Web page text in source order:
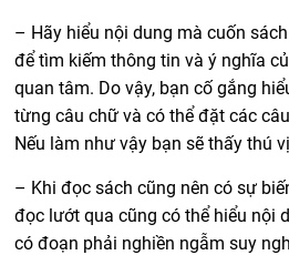
– Hãy hiểu nội dung mà cuốn
để tìm kiếm thông tin và ý nghĩa
quan tâm. Do vậy, bạn cố gắng
từng câu chữ và có thể đặt các
Nếu làm như vậy bạn sẽ thấy thú
– Khi đọc sách cũng nên có sự
đọc lướt qua cũng có thể hiểu nội
có đoạn phải nghiền ngẫm suy